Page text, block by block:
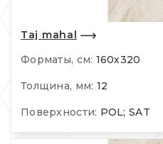
Taj mahal
Форматы, см: 160х320
Толщина, мм: 12
Поверхности: POL; SAT